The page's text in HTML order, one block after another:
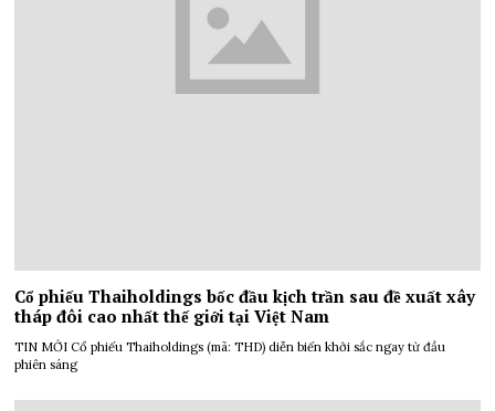
Cổ phiếu Thaiholdings bốc đầu kịch trần sau đề xuất xây
tháp đôi cao nhất thế giới tại Việt Nam
TIN MỚI Cổ phiếu Thaiholdings (mã: THD) diễn biến khởi sắc ngay từ đầu
phiên sáng